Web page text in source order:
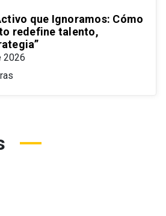
que Ignoramos: Cómo
redefine talento,
2026